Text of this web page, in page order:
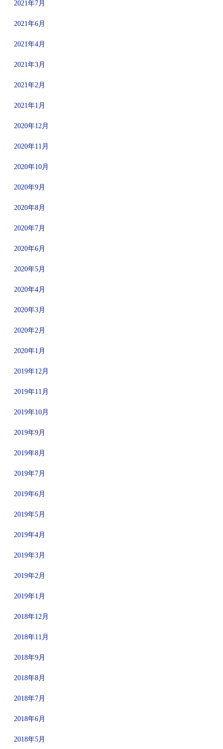
2021年7月
2021年6月
2021年4月
2021年3月
2021年2月
2021年1月
2020年12月
2020年11月
2020年10月
2020年9月
2020年8月
2020年7月
2020年6月
2020年5月
2020年4月
2020年3月
2020年2月
2020年1月
2019年12月
2019年11月
2019年10月
2019年9月
2019年8月
2019年7月
2019年6月
2019年5月
2019年4月
2019年3月
2019年2月
2019年1月
2018年12月
2018年11月
2018年9月
2018年8月
2018年7月
2018年6月
2018年5月